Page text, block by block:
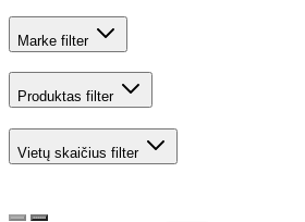
Marke filter
Produktas filter
Vietų skaičius filter